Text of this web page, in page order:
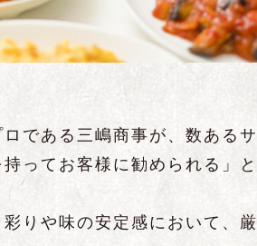
である三嶋商事が、数ある
ってお客様に勧められる」
りや味の安定感において、